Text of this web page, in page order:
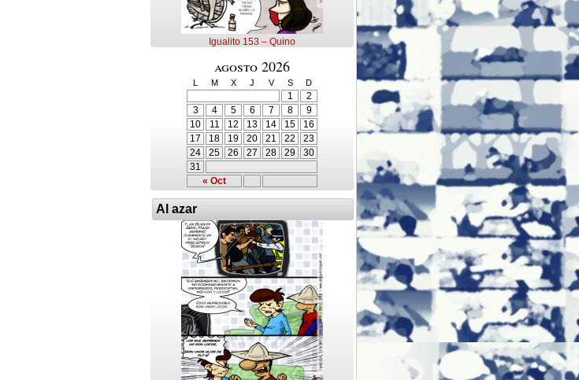
Igualito 153 – Quino
agosto 2026
L M X J V S D
« Oct
1
2
3
4 5 6 7 8
9
10
11 12 13 14 15
16
17
18 19 20 21 22
23
24
25 26 27 28 29
30
31
Al azar